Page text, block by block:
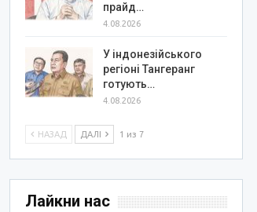
прайд…
4.08.2026
У індонезійського
регіоні Тангеранг
готують…
4.08.2026
НАЗАД ДАЛІ 1 из 7
Лайкни нас